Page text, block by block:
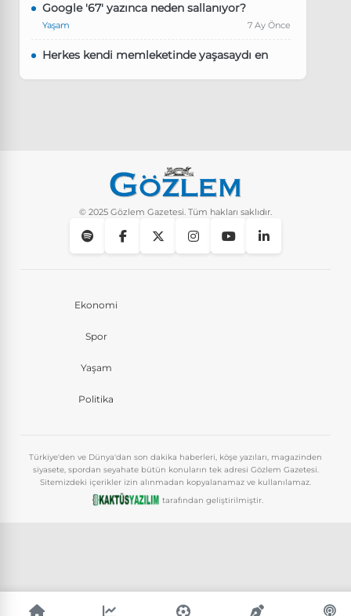
Google '67' yazınca neden sallanıyor?
Yaşam 7 Ay Önce
Herkes kendi memleketinde yaşasaydı en
Instagram’da keşfet nasıl temizlenir?
© 2025 Gözlem Gazetesi. Tüm hakları saklıdır.
Ekonomi
Spor
Yaşam
Politika
Türkiye'den ve Dünya'dan son dakika haberleri, köşe yazıları, magazinden
siyasete, spordan seyahate bütün konuların tek adresi Gözlem Gazetesi.
Sitemizdeki içerikler izin alınmadan kopyalanamaz ve kullanılamaz.
tarafından geliştirilmiştir.